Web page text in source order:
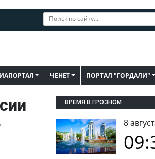
ЧЕНЕТ ПОРТАЛ "ГОРДАЛИ"
ВРЕМЯ В ГРОЗНОМ
8